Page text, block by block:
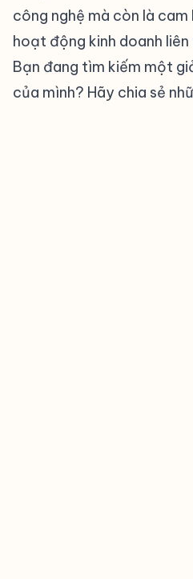
công nghệ mà còn là
hoạt động kinh doanh
Bạn đang tìm kiếm một
của mình? Hãy chia sẻ